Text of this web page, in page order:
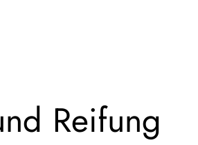
Reifung